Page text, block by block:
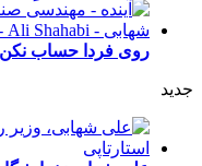
روی فردا حساب
جدید